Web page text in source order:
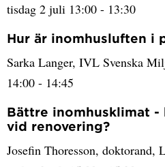
tisdag 2 juli 13:00 - 13:30
Hur är inomhusluften i
Sarka Langer, IVL Svenska
14:00 - 14:45
Bättre inomhusklimat
vid renovering?
Josefin Thoresson, doktorand,